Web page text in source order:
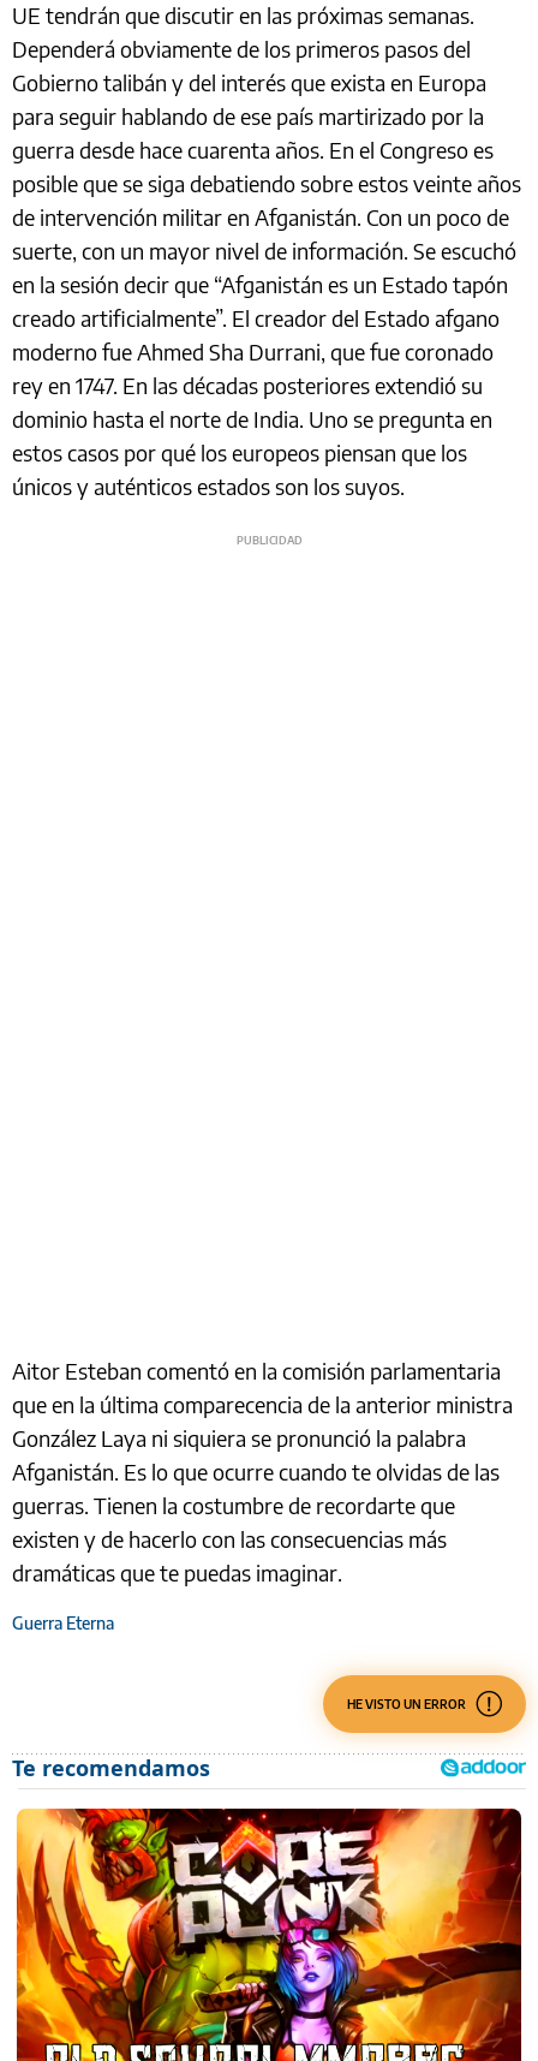
UE tendrán que discutir en las próximas semanas.
Dependerá obviamente de los primeros pasos del
Gobierno talibán y del interés que exista en Europa
para seguir hablando de ese país martirizado por la
guerra desde hace cuarenta años. En el Congreso es
posible que se siga debatiendo sobre estos veinte años
de intervención militar en Afganistán. Con un poco de
suerte, con un mayor nivel de información. Se escuchó
en la sesión decir que “Afganistán es un Estado tapón
creado artificialmente”. El creador del Estado afgano
moderno fue Ahmed Sha Durrani, que fue coronado
rey en 1747. En las décadas posteriores extendió su
dominio hasta el norte de India. Uno se pregunta en
estos casos por qué los europeos piensan que los
únicos y auténticos estados son los suyos.
Aitor Esteban comentó en la comisión parlamentaria
que en la última comparecencia de la anterior ministra
González Laya ni siquiera se pronunció la palabra
Afganistán. Es lo que ocurre cuando te olvidas de las
guerras. Tienen la costumbre de recordarte que
existen y de hacerlo con las consecuencias más
dramáticas que te puedas imaginar.
Guerra Eterna
HE VISTO UN ERROR